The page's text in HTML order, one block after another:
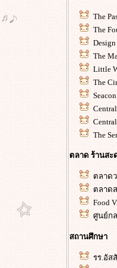
The
The
The
Little
The
The
ตลาด ร้านสะ
ตลาด
ตลาด
Food
ศูนย์ก
สถานศึกษา
รร.อัส